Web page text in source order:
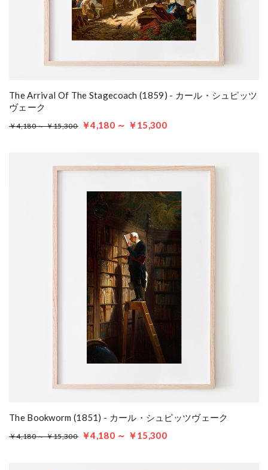
The Arrival Of The Stagecoach (1859) - カール・シュピッツ
ヴェーク
￥4,180 ～ ￥15,300 ￥4,180 ～ ￥15,300
The Bookworm (1851) - カール・シュピッツヴェーク
￥4,180 ～ ￥15,300 ￥4,180 ～ ￥15,300